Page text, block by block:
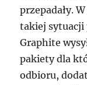
przepadały.
takiej sytuacji
Graphite
pakiety dla
odbioru,